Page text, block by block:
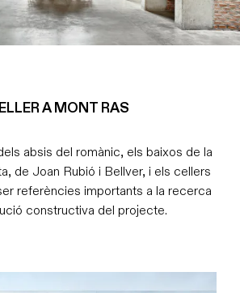
A MONT RAS
absis del romànic, els baixos de la
de Joan Rubió i Bellver, i els cellers
referències importants a la recerca
constructiva del projecte.